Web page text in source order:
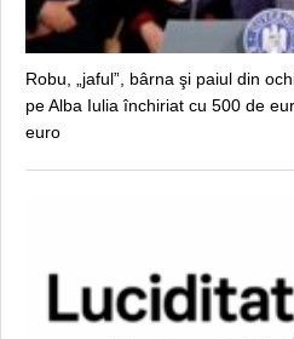
Robu, „jaful”, bârna şi paiul din
pe Alba Iulia închiriat cu 500 de
euro